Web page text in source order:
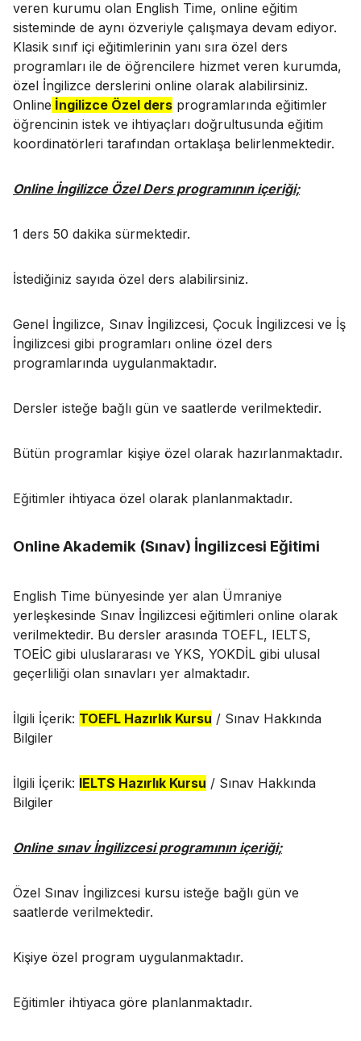
veren kurumu olan English Time, online eğitim
sisteminde de aynı özveriyle çalışmaya devam ediyor.
Klasik sınıf içi eğitimlerinin yanı sıra özel ders
programları ile de öğrencilere hizmet veren kurumda,
özel İngilizce derslerini online olarak alabilirsiniz.
Online İngilizce Özel ders programlarında eğitimler
öğrencinin istek ve ihtiyaçları doğrultusunda eğitim
koordinatörleri tarafından ortaklaşa belirlenmektedir.
Online İngilizce Özel Ders programının içeriği;
1 ders 50 dakika sürmektedir.
İstediğiniz sayıda özel ders alabilirsiniz.
Genel İngilizce, Sınav İngilizcesi, Çocuk İngilizcesi ve İş
İngilizcesi gibi programları online özel ders
programlarında uygulanmaktadır.
Dersler isteğe bağlı gün ve saatlerde verilmektedir.
Bütün programlar kişiye özel olarak hazırlanmaktadır.
Eğitimler ihtiyaca özel olarak planlanmaktadır.
Online Akademik (Sınav) İngilizcesi Eğitimi
English Time bünyesinde yer alan Ümraniye
yerleşkesinde Sınav İngilizcesi eğitimleri online olarak
verilmektedir. Bu dersler arasında TOEFL, IELTS,
TOEİC gibi uluslararası ve YKS, YOKDİL gibi ulusal
geçerliliği olan sınavları yer almaktadır.
İlgili İçerik: TOEFL Hazırlık Kursu / Sınav Hakkında
Bilgiler
İlgili İçerik: IELTS Hazırlık Kursu / Sınav Hakkında
Bilgiler
Online sınav İngilizcesi programının içeriği;
Özel Sınav İngilizcesi kursu isteğe bağlı gün ve
saatlerde verilmektedir.
Kişiye özel program uygulanmaktadır.
Eğitimler ihtiyaca göre planlanmaktadır.